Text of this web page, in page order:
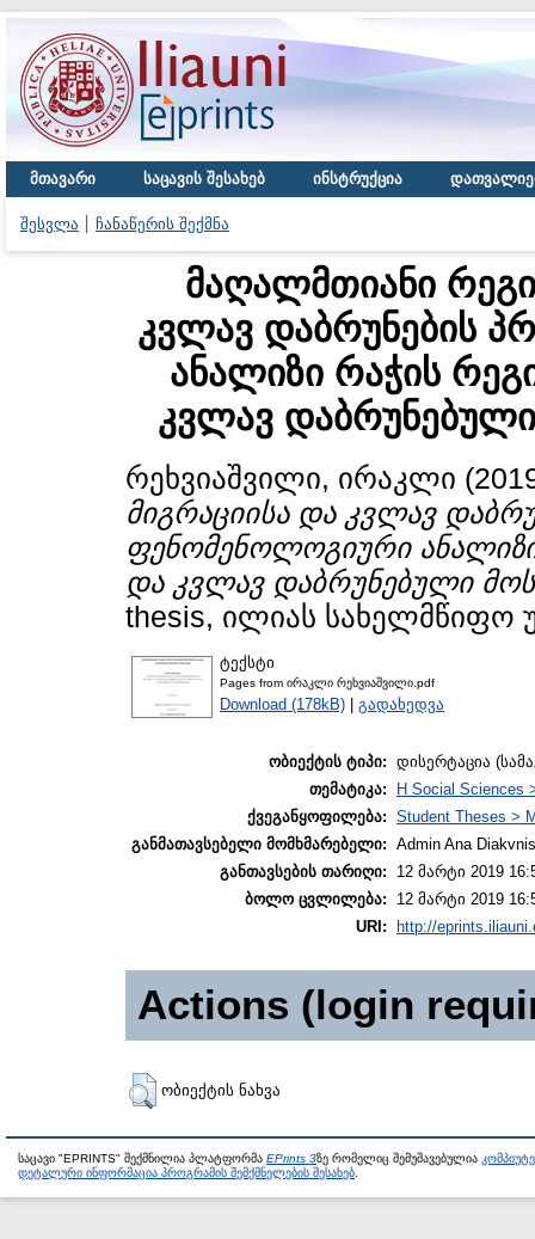
მთავარი საცავის შესახებ ინსტრუქცია
შესვლა ჩანაწერის შექმნა
მაღალმთიანი
კვლავ დაბრუნების
ანალიზი რაჭის
კვლავ
რეხვიაშვილი, ირაკლი
მიგრაციისა და კვლავ
ფენომენოლოგიური
და კვლავ დაბრუნებული
thesis, ილიას სახელმწიფო
ტექსტი
Pages from ირაკლი რეხვიაშვილი.pdf
Download (178kB) | გადახედვა
ობიექტის ტიპი: დისერტაცია
თემატიკა:
H Social Sciences
ქვეგანყოფილება: Student Theses >
განმათავსებელი მომხმარებელი: Admin Ana
განთავსების თარიღი:
12 მარტი 2019
ბოლო ცვლილება:
12 მარტი 2019
URI:
http://
Actions (login
ობიექტის ნახვა
საცავი "EPRINTS" შექმნილია პლატფორმა EPrints 3ზე რომელიც შემუშავებულია
დეტალური ინფორმაცია პროგრამის შემქმნელების შესახებ.